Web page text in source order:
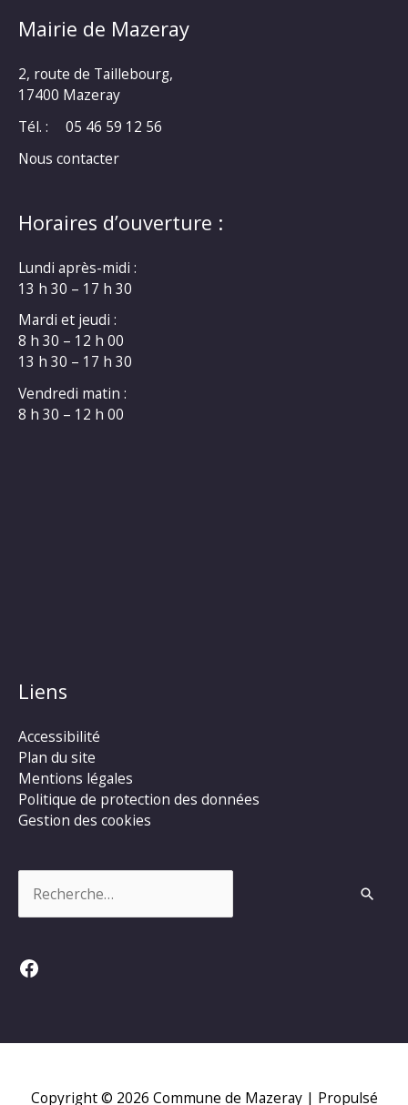
Mairie de Mazeray
2, route de Taillebourg,
17400 Mazeray
Tél. :
05 46 59 12 56
Nous contacter
Horaires d’ouverture :
Lundi après-midi :
13 h 30 – 17 h 30
Mardi et jeudi :
8 h 30 – 12 h 00
13 h 30 – 17 h 30
Vendredi matin :
8 h 30 – 12 h 00
Liens
Accessibilité
Plan du site
Mentions légales
Politique de protection des données
Gestion des cookies
Facebook
Copyright © 2026 Commune de Mazeray| Propulsé